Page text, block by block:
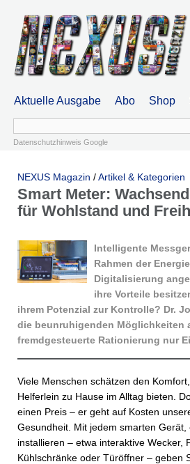
Aktuelle Ausgabe Abo Shop
Datenschutzhinweis Google
NEXUS Magazin /Artikel & Kategorien
Smart Meter:
für Wohlstand und
Intelligente
Rahmen der
Digitalisierung
ihre Vorteile
ihrem Potenzial zur Kontrolle? Dr.
die beunruhigenden Möglichkeiten
fremdgesteuerte Rationierung nur
Viele Menschen schätzen den
Helferlein zu Hause im Alltag bieten.
einen Preis – er geht auf Kosten
Gesundheit. Mit jedem smarten Gerät,
installieren – etwa interaktive Wecker,
Kühlschränke oder Türöffner – geben